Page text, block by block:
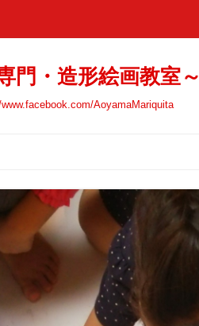
・造形絵画教室～
AoyamaMariquita